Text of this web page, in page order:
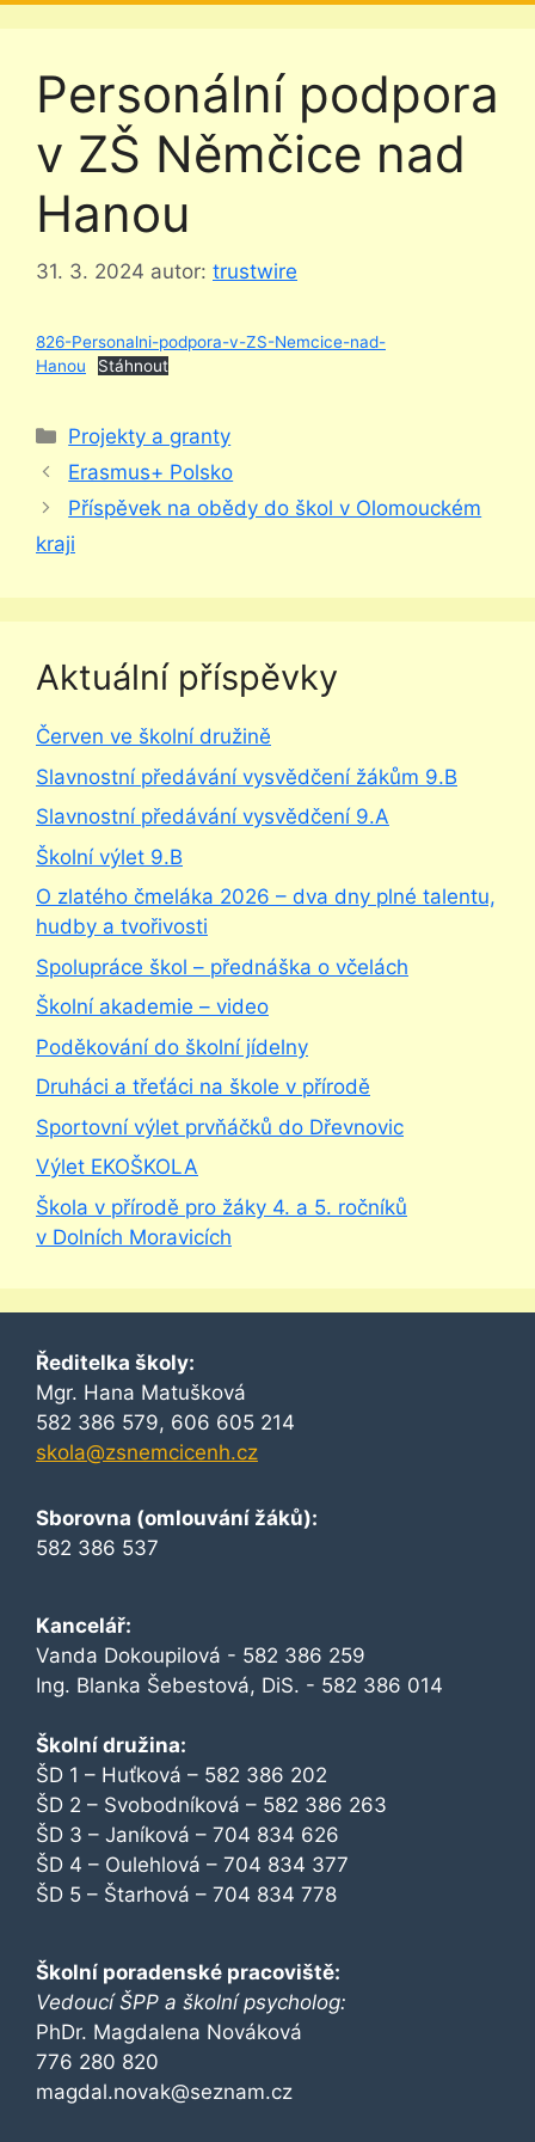
Personální podpora
v ZŠ Němčice nad
Hanou
31. 3. 2024 autor: trustwire
826-Personalni-podpora-v-ZS-Nemcice-nad-
Hanou
Stáhnout
Rubriky
Projekty a granty
Erasmus+ Polsko
Příspěvek na obědy do škol v Olomouckém
kraji
Aktuální příspěvky
Červen ve školní družině
Slavnostní předávání vysvědčení žákům 9.B
Slavnostní předávání vysvědčení 9.A
Školní výlet 9.B
O zlatého čmeláka 2026 – dva dny plné talentu,
hudby a tvořivosti
Spolupráce škol – přednáška o včelách
Školní akademie – video
Poděkování do školní jídelny
Druháci a třeťáci na škole v přírodě
Sportovní výlet prvňáčků do Dřevnovic
Výlet EKOŠKOLA
Škola v přírodě pro žáky 4. a 5. ročníků
v Dolních Moravicích
Ředitelka školy:
Mgr. Hana Matušková
582 386 579, 606 605 214
skola@zsnemcicenh.cz
Sborovna (omlouvání žáků):
582 386 537
Kancelář:
Vanda Dokoupilová - 582 386 259
Ing. Blanka Šebestová, DiS. - 582 386 014
Školní družina:
ŠD 1 – Huťková – 582 386 202
ŠD 2 – Svobodníková – 582 386 263
ŠD 3 – Janíková – 704 834 626
ŠD 4 – Oulehlová – 704 834 377
ŠD 5 – Štarhová – 704 834 778
Školní poradenské pracoviště:
Vedoucí ŠPP a školní psycholog:
PhDr. Magdalena Nováková
776 280 820
magdal.novak@seznam.cz